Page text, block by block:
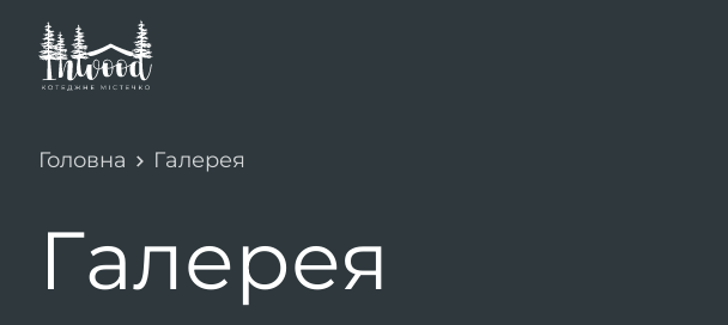
Головна Галерея
Галерея